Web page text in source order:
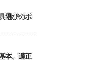
選びのポ
本。適正